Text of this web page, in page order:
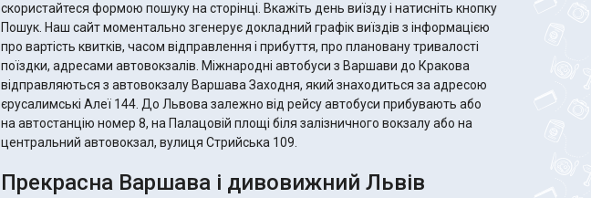
скористайтеся формою пошуку на сторінці. Вкажіть день виїзду і натисніть кнопку
Пошук. Наш сайт моментально згенерує докладний графік виїздів з інформацією
про вартість квитків, часом відправлення і прибуття, про плановану тривалості
поїздки, адресами автовокзалів. Міжнародні автобуси з Варшави до Кракова
відправляються з автовокзалу Варшава Заходня, який знаходиться за адресою
єрусалимські Алеї 144. До Львова залежно від рейсу автобуси прибувають або
на автостанцію номер 8, на Палацовій площі біля залізничного вокзалу або на
центральний автовокзал, вулиця Стрийська 109.
Прекрасна Варшава і дивовижний Львів